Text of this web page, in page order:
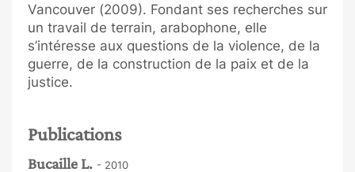
Vancouver (2009). Fondant ses recherches sur
un travail de terrain, arabophone, elle
s’intéresse aux questions de la violence, de la
guerre, de la construction de la paix et de la
justice.
Publications
Bucaille L. - 2010